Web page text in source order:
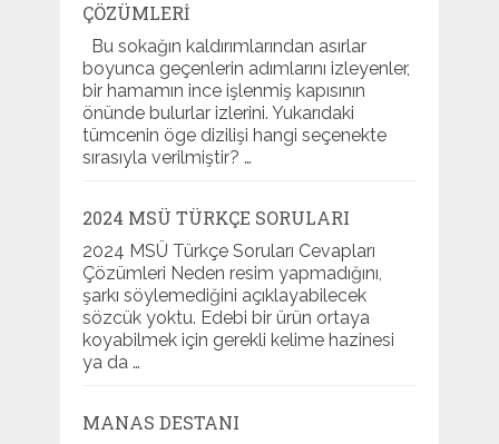
ÇÖZÜMLERI
Bu sokağın kaldırımlarından asırlar
boyunca geçenlerin adımlarını izleyenler,
bir hamamın ince işlenmiş kapısının
önünde bulurlar izlerini. Yukarıdaki
tümcenin öge dizilişi hangi seçenekte
sırasıyla verilmiştir? …
2024 MSÜ TÜRKÇE SORULARI
2024 MSÜ Türkçe Soruları Cevapları
Çözümleri Neden resim yapmadığını,
şarkı söylemediğini açıklayabilecek
sözcük yoktu. Edebi bir ürün ortaya
koyabilmek için gerekli kelime hazinesi
ya da …
MANAS DESTANI